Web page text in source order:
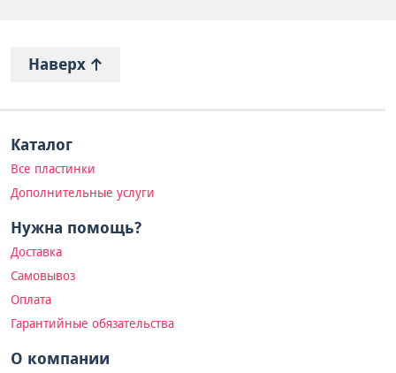
Наверх
Каталог
Все пластинки
Дополнительные услуги
Нужна помощь?
Доставка
Самовывоз
Оплата
Гарантийные обязательства
О компании